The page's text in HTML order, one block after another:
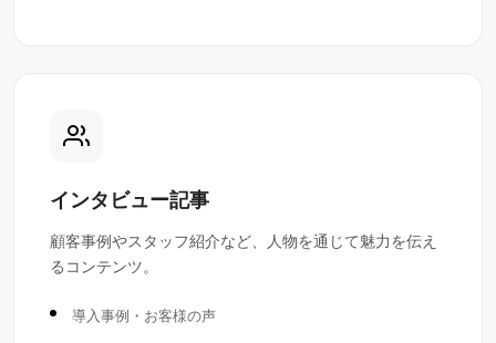
インタビュー記事
顧客事例やスタッフ紹介など、人物を通じて魅力を伝え
るコンテンツ。
導入事例・お客様の声